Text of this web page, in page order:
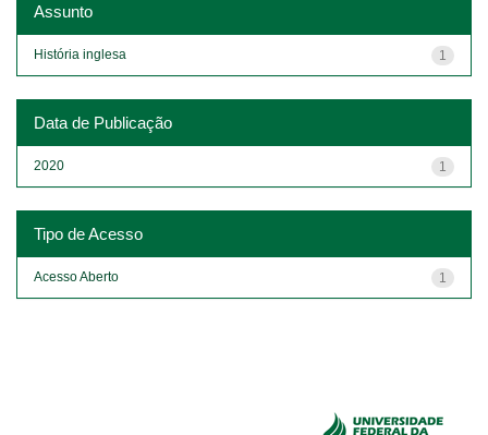
Assunto
1
História inglesa
Data de Publicação
1
2020
Tipo de Acesso
1
Acesso Aberto